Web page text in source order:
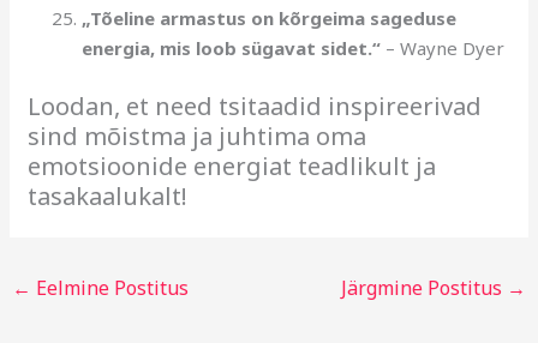
„Tõeline armastus on kõrgeima sageduse
energia, mis loob sügavat sidet.“ – Wayne Dyer
Loodan, et need tsitaadid inspireerivad
sind mõistma ja juhtima oma
emotsioonide energiat teadlikult ja
tasakaalukalt!
← Eelmine Postitus Järgmine Postitus →